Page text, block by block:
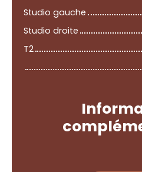
Studio gauche
Studio droite
T2